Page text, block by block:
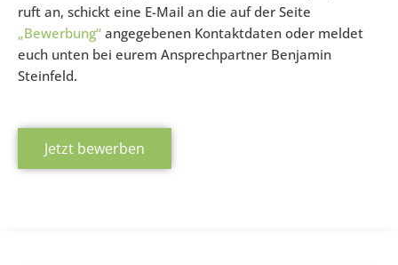
ruft an, schickt eine E-Mail an die auf der Seite
„Bewerbung“ angegebenen Kontaktdaten oder meldet
euch unten bei eurem Ansprechpartner Benjamin
Steinfeld.
Jetzt bewerben